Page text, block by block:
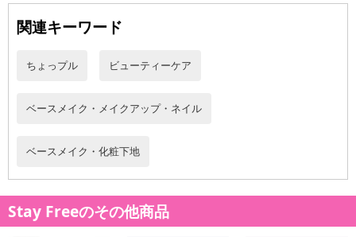
ン酸Na、メリッサ葉エキス、スギナエキス、 1,2-ヘキサンジオー
ル、セイヨ ウノコギリソウエキス、ヒアルロン酸クロスポリマー-2-
水分解ヒアルロン酸Na※2、アーチチョーク葉エキス、エチルヘキ
2、 アセチルヘキサペプチドー8、スクワラン、フィトス テロール
ズ、セラミドNG、セラミドAP、 セラミドAG、 (クエン酸/乳酸/リ
油、パルミチン酸レチノール、ピーナッツ油、 セラミド EOP、 ヒ
アリルグリセリル、シリカ、ジイソステアリン酸ポリグリセリル-
2、 水添レシチン、ポリソルベート80、ポリソルベート60、PEG-60
関連キーワード
ちょっプル ビューティーケア
ベースメイク・メイクアップ・ネイル
ベースメイク・化粧下地
Stay Freeのその他商品